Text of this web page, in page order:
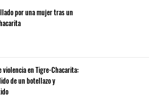
por una mujer tras un
violencia en Tigre-Chacarita:
de un botellazo y